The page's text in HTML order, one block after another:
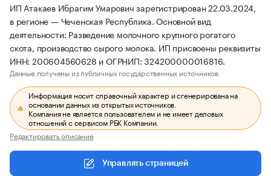
ИП Атакаев Ибрагим Умарович зарегистрирован 22.03.2024,
в регионе — Чеченская Республика. Основной вид
деятельности: Разведение молочного крупного рогатого
скота, производство сырого молока. ИП присвоены реквизиты
ИНН: 200604560628 и ОГРНИП: 324200000016816.
Данные получены из публичных государственных источников.
Информация носит справочный характер и сгенерирована на
основании данных из открытых источников.
Компания не является пользователем и не имеет деловых
отношений с сервисом РБК Компании.
Редактировать описание
Управлять страницей